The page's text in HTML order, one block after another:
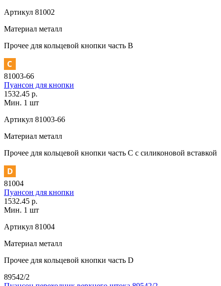
Артикул 81002
Материал металл
Прочее для кольцевой кнопки часть В
81003-66
Пуансон для кнопки
1532.45 р.
Мин. 1 шт
Артикул 81003-66
Материал металл
Прочее для кольцевой кнопки часть С с силиконовой вставкой
81004
Пуансон для кнопки
1532.45 р.
Мин. 1 шт
Артикул 81004
Материал металл
Прочее для кольцевой кнопки часть D
89542/2